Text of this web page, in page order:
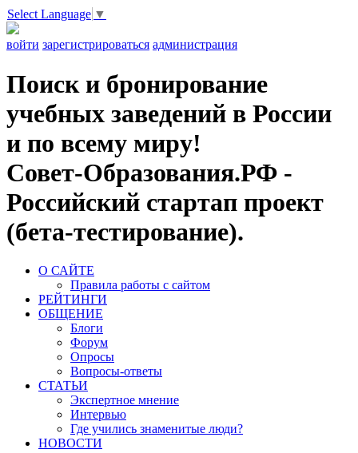
Select Language ▼
войти зарегистрироваться администрация
Поиск и бронирование
учебных заведений в России
и по всему миру!
Совет-Образования.РФ -
Российский стартап проект
(бета-тестирование).
О САЙТЕ
Правила работы с сайтом
РЕЙТИНГИ
ОБЩЕНИЕ
Блоги
Форум
Опросы
Вопросы-ответы
СТАТЬИ
Экспертное мнение
Интервью
Где учились знаменитые люди?
НОВОСТИ